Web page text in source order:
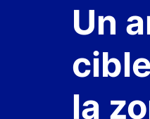
Un
la